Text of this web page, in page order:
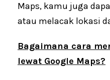
Maps, kamu juga
atau melacak lokasi
Bagaimana cara
lewat Google Maps?